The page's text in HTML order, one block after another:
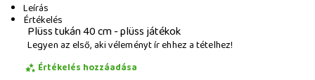
Leírás
Értékelés
Plüss tukán 40 cm - plüss játékok
Legyen az első, aki véleményt ír ehhez a tételhez!
Értékelés hozzáadása